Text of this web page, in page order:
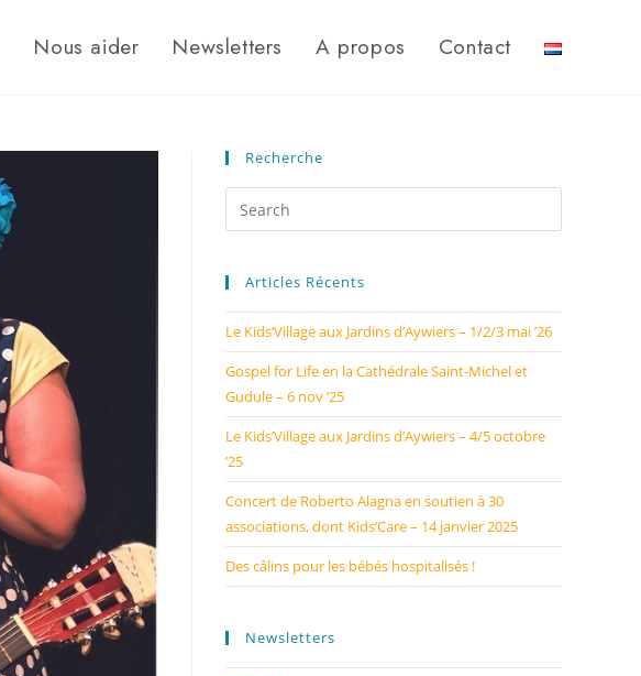
Nous aider Newsletters A propos Contact
Recherche
Articles Récents
Le Kids’Village aux Jardins d’Aywiers – 1/2/3 mai ’26
Gospel for Life en la Cathédrale Saint-Michel et
Gudule – 6 nov ’25
Le Kids’Village aux Jardins d’Aywiers – 4/5 octobre
’25
Concert de Roberto Alagna en soutien à 30
associations, dont Kids’Care – 14 janvier 2025
Des câlins pour les bébés hospitalisés !
Newsletters